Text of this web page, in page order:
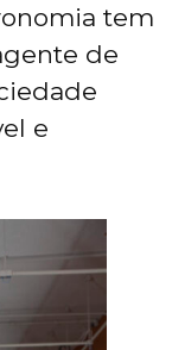
tem
de
e